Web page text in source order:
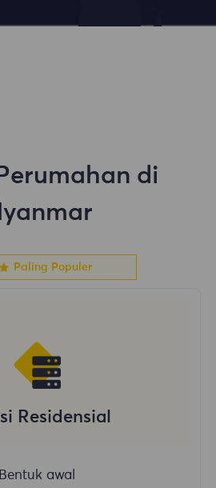
di
Paling Populer
Residensial
Bentuk awal